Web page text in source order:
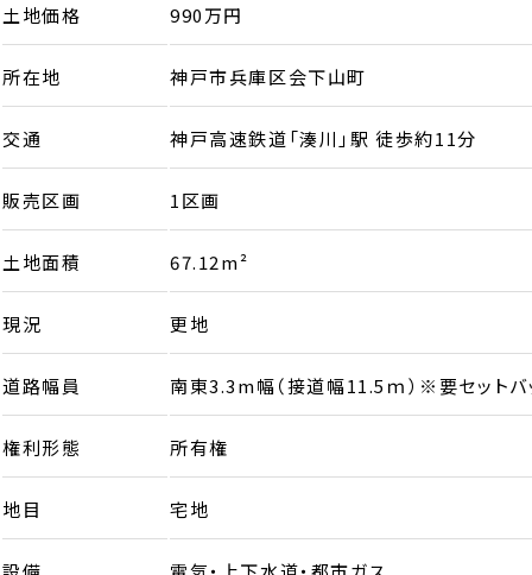
土地価格 990万円
所在地 神戸市兵庫区会下山町
交通 神戸高速鉄道「湊川」駅 徒歩約11分
販売区画 1区画
土地面積 67.12m²
現況 更地
道路幅員 南東3.3m幅（接道幅11.5ｍ）※要セット
権利形態 所有権
地目 宅地